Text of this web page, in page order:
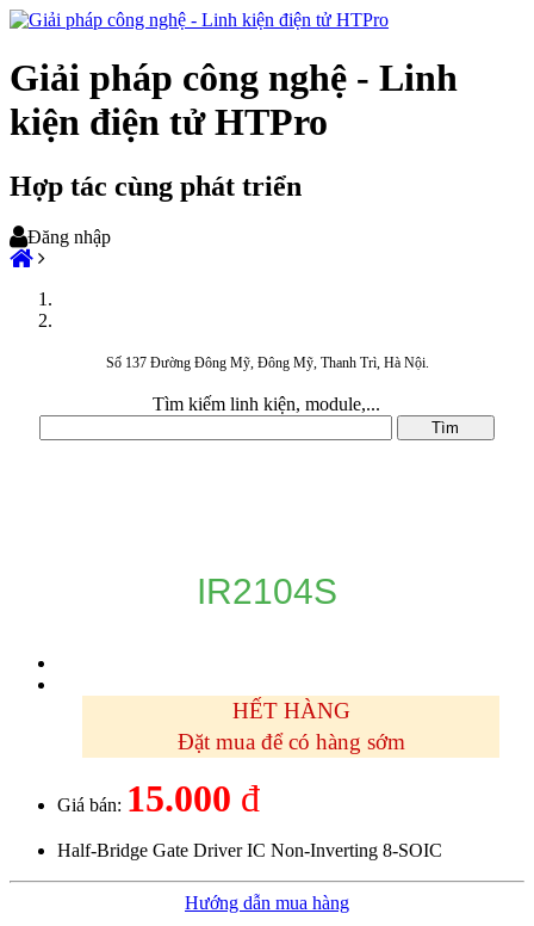
Giải pháp công nghệ - Linh
kiện điện tử HTPro
Hợp tác cùng phát triển
Đăng nhập
Số 137 Đường Đông Mỹ, Đông Mỹ, Thanh Trì, Hà Nội.
Tìm kiếm linh kiện, module,...
IR2104S
HẾT HÀNG
Đặt mua để có hàng sớm
Giá bán: 15.000 đ
Half-Bridge Gate Driver IC Non-Inverting 8-SOIC
Hướng dẫn mua hàng